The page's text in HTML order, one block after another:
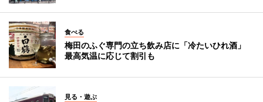
食べる
梅田のふぐ専門の立ち飲み店に「冷たいひれ酒」
最高気温に応じて割引も
見る・遊ぶ